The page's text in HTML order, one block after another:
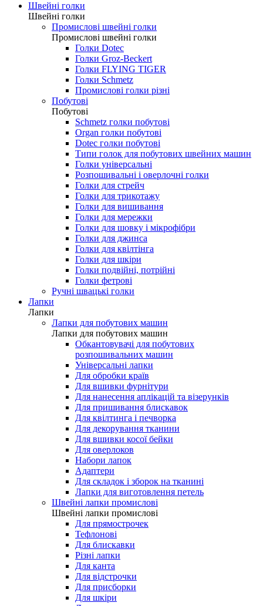
Швейні голки
Швейні голки
Промислові швейні голки
Промислові швейні голки
Голки Dotec
Голки Groz-Beckert
Голки FLYING TIGER
Голки Schmetz
Промислові голки різні
Побутові
Побутові
Schmetz голки побутові
Organ голки побутові
Dotec голки побутові
Типи голок для побутових швейних машин
Голки універсальні
Розпошивальні і оверлочні голки
Голки для стрейч
Голки для трикотажу
Голки для вишивання
Голки для мережки
Голки для шовку і мікрофібри
Голки для джинса
Голки для квілтінга
Голки для шкіри
Голки подвійні, потрійні
Голки фетрові
Ручні швацькі голки
Лапки
Лапки
Лапки для побутових машин
Лапки для побутових машин
Обкантовувачі для побутових
розпошивальних машин
Універсальні лапки
Для обробки країв
Для вшивки фурнітури
Для нанесення аплікацій та візерунків
Для пришивання блискавок
Для квілтинга і печворка
Для декорування тканини
Для вшивки косої бейки
Для оверлоков
Набори лапок
Адаптери
Для складок і зборок на тканині
Лапки для виготовлення петель
Швейні лапки промислові
Швейні лапки промислові
Для прямострочек
Тефлонові
Для блискавки
Різні лапки
Для канта
Для відстрочки
Для присборки
Для шкіри